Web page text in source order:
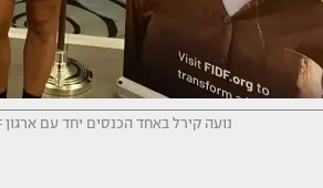
נועה קירל באחד הכנסים יחד עם ארגון FIDF בארצות הברית (צילום: ללא קרדיט)